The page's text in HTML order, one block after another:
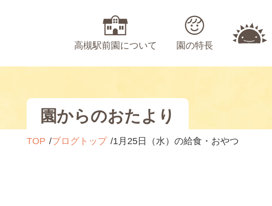
高槻駅前園について 園の特長
園からのおたより
TOP ブログトップ 1月25日（水）の給食・おやつ